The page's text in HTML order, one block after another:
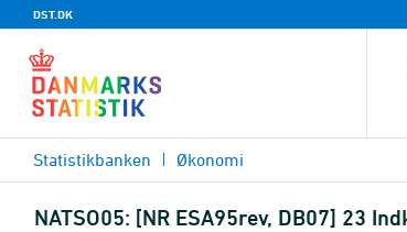
DST.DK
Statistikbanken Økonomi
NATSO05: [NR ESA95rev, DB07] 23